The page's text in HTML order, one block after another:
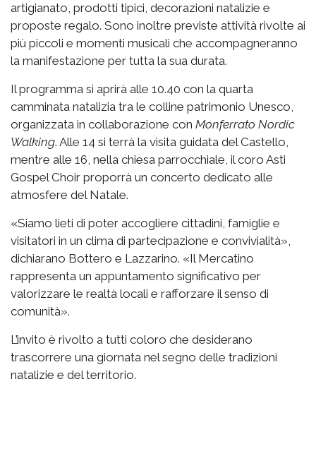
artigianato, prodotti tipici, decorazioni natalizie e
proposte regalo. Sono inoltre previste attività rivolte ai
più piccoli e momenti musicali che accompagneranno
la manifestazione per tutta la sua durata.
Il programma si aprirà alle 10.40 con la quarta
camminata natalizia tra le colline patrimonio Unesco,
organizzata in collaborazione con Monferrato Nordic
Walking. Alle 14 si terrà la visita guidata del Castello,
mentre alle 16, nella chiesa parrocchiale, il coro Asti
Gospel Choir proporrà un concerto dedicato alle
atmosfere del Natale.
«Siamo lieti di poter accogliere cittadini, famiglie e
visitatori in un clima di partecipazione e convivialità»,
dichiarano Bottero e Lazzarino. «Il Mercatino
rappresenta un appuntamento significativo per
valorizzare le realtà locali e rafforzare il senso di
comunità».
L’invito è rivolto a tutti coloro che desiderano
trascorrere una giornata nel segno delle tradizioni
natalizie e del territorio.